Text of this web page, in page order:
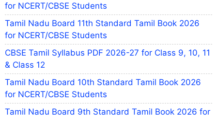
for NCERT/CBSE Students
Tamil Nadu Board 11th Standard Tamil Book 2026
for NCERT/CBSE Students
CBSE Tamil Syllabus PDF 2026-27 for Class 9, 10, 11
& Class 12
Tamil Nadu Board 10th Standard Tamil Book 2026
for NCERT/CBSE Students
Tamil Nadu Board 9th Standard Tamil Book 2026 for